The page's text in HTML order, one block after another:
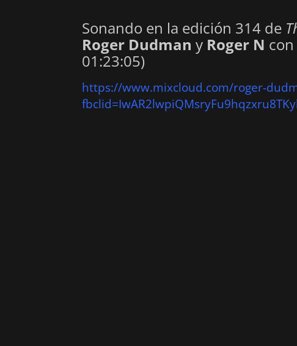
Sonando en la edición 314 de
Roger Dudman y Roger N
01:23:05)
https://www.mixcloud.com/roger-